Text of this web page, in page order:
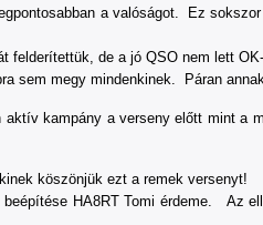
a valóságot. Ez
felderítettük, de a jó QSO nem lett
sem megy mindenkinek. Páran
kampány a verseny előtt mint a
köszönjük ezt a remek versenyt!
HA8RT Tomi érdeme. Az